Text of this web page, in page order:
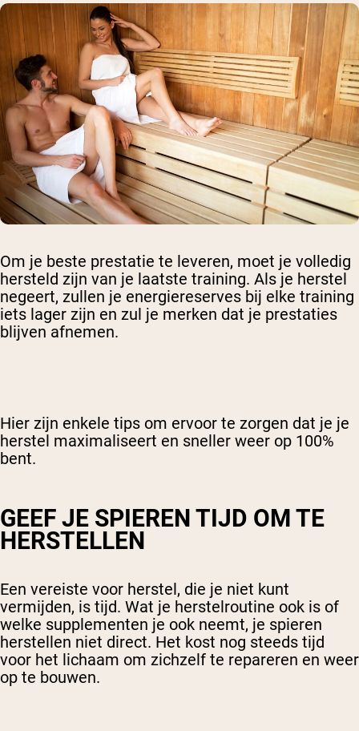
Om je beste prestatie te leveren, moet je volledig
hersteld zijn van je laatste training. Als je herstel
negeert, zullen je energiereserves bij elke training
iets lager zijn en zul je merken dat je prestaties
blijven afnemen.
Hier zijn enkele tips om ervoor te zorgen dat je je
herstel maximaliseert en sneller weer op 100%
bent.
GEEF JE SPIEREN TIJD OM TE
HERSTELLEN
Een vereiste voor herstel, die je niet kunt
vermijden, is tijd. Wat je herstelroutine ook is of
welke supplementen je ook neemt, je spieren
herstellen niet direct. Het kost nog steeds tijd
voor het lichaam om zichzelf te repareren en weer
op te bouwen.